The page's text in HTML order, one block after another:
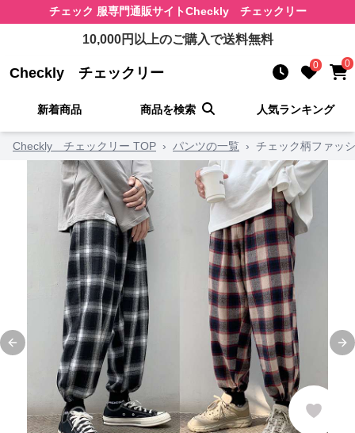
チェック 服専門通販サイトCheckly チェックリー
10,000円以上のご購入で送料無料
Checkly チェックリー 0 0
新着商品 商品を検索 人気ランキング
Checkly チェックリー TOP › パンツの一覧 › チェック柄ファッ
Previous slide